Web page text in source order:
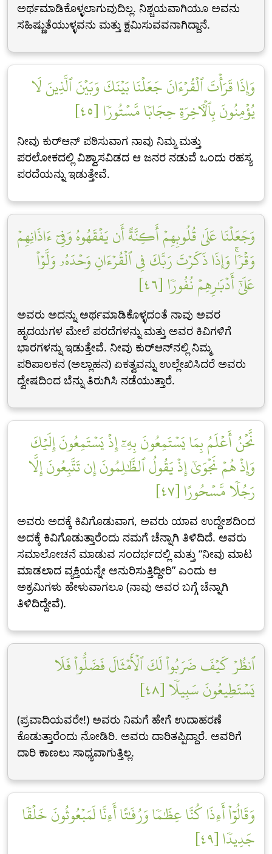
ಅರ್ಥಮಾಡಿಕೊಳ್ಳಲಾಗುವುದಿಲ್ಲ. ನಿಶ್ಚಯವಾಗಿಯೂ ಅವನು
ಸಹಿಷ್ಣುತೆಯುಳ್ಳವನು ಮತ್ತು ಕ್ಷಮಿಸುವವನಾಗಿದ್ದಾನೆ.
وَإِذَا قَرَأۡتَ ٱلۡقُرۡءَانَ جَعَلۡنَا بَيۡنَكَ وَبَيۡنَ ٱلَّذِينَ لَا
يُؤۡمِنُونَ بِٱلۡأٓخِرَةِ حِجَابٗا مَّسۡتُورٗا [٤٥]
ನೀವು ಕುರ್‌ಆನ್ ಪಠಿಸುವಾಗ ನಾವು ನಿಮ್ಮ ಮತ್ತು
ಪರಲೋಕದಲ್ಲಿ ವಿಶ್ವಾಸವಿಡದ ಆ ಜನರ ನಡುವೆ ಒಂದು ರಹಸ್ಯ
ಪರದೆಯನ್ನು ಇಡುತ್ತೇವೆ.
وَجَعَلۡنَا عَلَىٰ قُلُوبِهِمۡ أَكِنَّةً أَن يَفۡقَهُوهُ وَفِيٓ ءَاذَانِهِمۡ
وَقۡرٗاۚ وَإِذَا ذَكَرۡتَ رَبَّكَ فِي ٱلۡقُرۡءَانِ وَحۡدَهُۥ وَلَّوۡاْ
عَلَىٰٓ أَدۡبَٰرِهِمۡ نُفُورٗا [٤٦]
ಅವರು ಅದನ್ನು ಅರ್ಥಮಾಡಿಕೊಳ್ಳದಂತೆ ನಾವು ಅವರ
ಹೃದಯಗಳ ಮೇಲೆ ಪರದೆಗಳನ್ನು ಮತ್ತು ಅವರ ಕಿವಿಗಳಿಗೆ
ಭಾರಗಳನ್ನು ಇಡುತ್ತೇವೆ. ನೀವು ಕುರ್‌ಆನ್‍ನಲ್ಲಿ ನಿಮ್ಮ
ಪರಿಪಾಲಕನ (ಅಲ್ಲಾಹನ) ಏಕತ್ವವನ್ನು ಉಲ್ಲೇಖಿಸಿದರೆ ಅವರು
ದ್ವೇಷದಿಂದ ಬೆನ್ನು ತಿರುಗಿಸಿ ನಡೆಯುತ್ತಾರೆ.
نَّحۡنُ أَعۡلَمُ بِمَا يَسۡتَمِعُونَ بِهِۦٓ إِذۡ يَسۡتَمِعُونَ إِلَيۡكَ
وَإِذۡ هُمۡ نَجۡوَىٰٓ إِذۡ يَقُولُ ٱلظَّٰلِمُونَ إِن تَتَّبِعُونَ إِلَّا
رَجُلٗا مَّسۡحُورًا [٤٧]
ಅವರು ಅದಕ್ಕೆ ಕಿವಿಗೊಡುವಾಗ, ಅವರು ಯಾವ ಉದ್ದೇಶದಿಂದ
ಅದಕ್ಕೆ ಕಿವಿಗೊಡುತ್ತಾರೆಂದು ನಮಗೆ ಚೆನ್ನಾಗಿ ತಿಳಿದಿದೆ. ಅವರು
ಸಮಾಲೋಚನೆ ಮಾಡುವ ಸಂದರ್ಭದಲ್ಲಿ ಮತ್ತು “ನೀವು ಮಾಟ
ಮಾಡಲಾದ ವ್ಯಕ್ತಿಯನ್ನೇ ಅನುರಿಸುತ್ತಿದ್ದೀರಿ” ಎಂದು ಆ
ಅಕ್ರಮಿಗಳು ಹೇಳುವಾಗಲೂ (ನಾವು ಅವರ ಬಗ್ಗೆ ಚೆನ್ನಾಗಿ
ತಿಳಿದಿದ್ದೇವೆ).
ٱنظُرۡ كَيۡفَ ضَرَبُواْ لَكَ ٱلۡأَمۡثَالَ فَضَلُّواْ فَلَا
يَسۡتَطِيعُونَ سَبِيلٗا [٤٨]
(ಪ್ರವಾದಿಯವರೇ!) ಅವರು ನಿಮಗೆ ಹೇಗೆ ಉದಾಹರಣೆ
ಕೊಡುತ್ತಾರೆಂದು ನೋಡಿರಿ. ಅವರು ದಾರಿತಪ್ಪಿದ್ದಾರೆ. ಅವರಿಗೆ
ದಾರಿ ಕಾಣಲು ಸಾಧ್ಯವಾಗುತ್ತಿಲ್ಲ.
وَقَالُوٓاْ أَءِذَا كُنَّا عِظَٰمٗا وَرُفَٰتًا أَءِنَّا لَمَبۡعُوثُونَ خَلۡقٗا
جَدِيدٗا [٤٩]